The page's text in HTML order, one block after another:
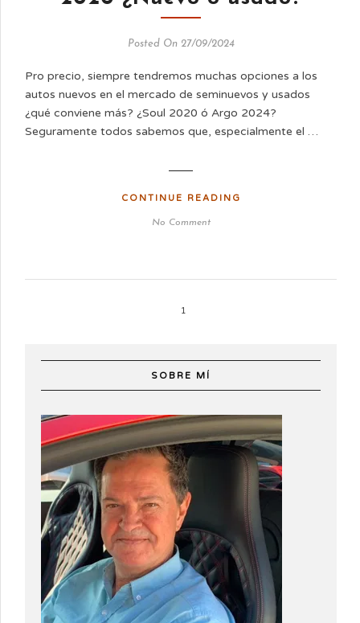
Posted On 27/09/2024
Pro precio, siempre tendremos muchas opciones a los
autos nuevos en el mercado de seminuevos y usados
¿qué conviene más? ¿Soul 2020 ó Argo 2024?
Seguramente todos sabemos que, especialmente el …
CONTINUE READING
No Comment
1
SOBRE MÍ